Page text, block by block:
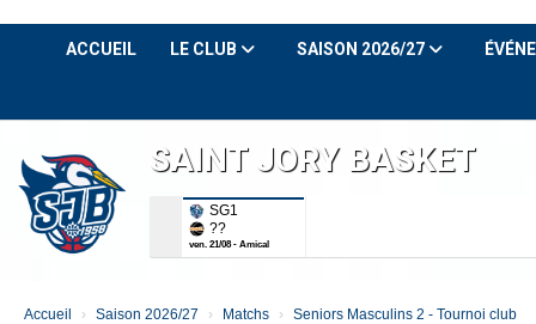
ACCUEIL LE CLUB SAISON 2026/27
SAINT JORY BASKET
SG1
??
ven. 21/08 - Amical
Accueil Saison 2026/27 Matchs Seniors Masculins 2 - Tournoi club